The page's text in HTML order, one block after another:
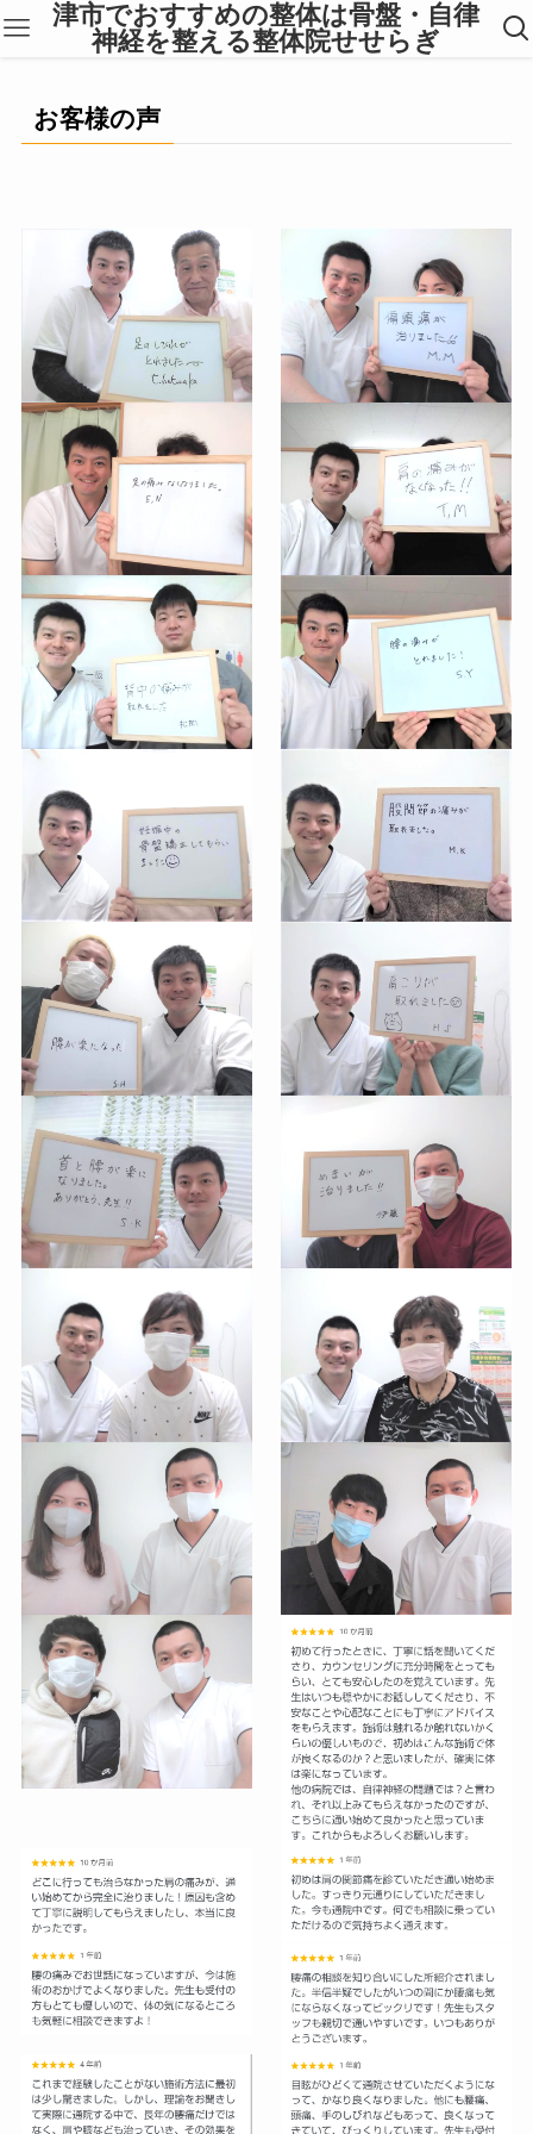
津市でおすすめの整体は骨盤・自律
神経を整える整体院せせらぎ
お客様の声